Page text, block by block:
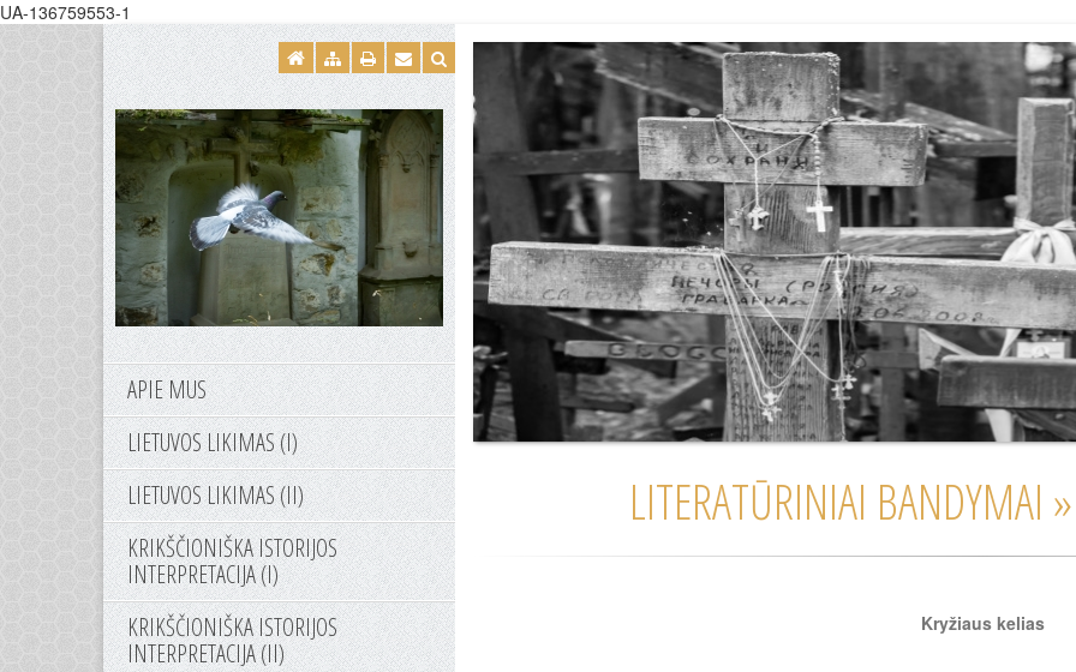
UA-136759553-1
APIE MUS
LIETUVOS LIKIMAS (I)
LIETUVOS LIKIMAS (II)
KRIKŠČIONIŠKA ISTORIJOS
INTERPRETACIJA (I)
KRIKŠČIONIŠKA ISTORIJOS
INTERPRETACIJA (II)
LITERATŪRINIAI BANDYMAI
Kryžiaus kelias